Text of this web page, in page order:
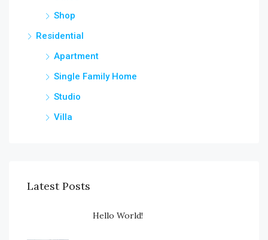
Shop
Residential
Apartment
Single Family Home
Studio
Villa
Latest Posts
Hello World!